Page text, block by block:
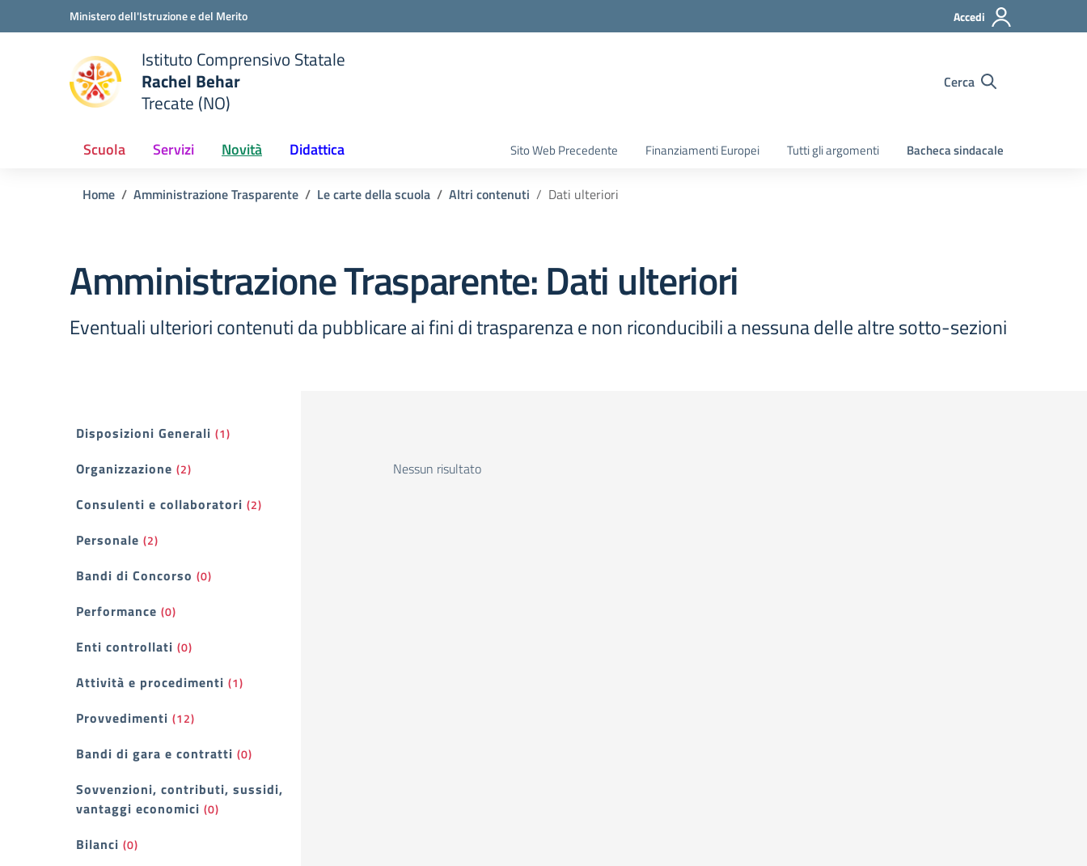
Vai ai contenuti
Vai al menu di navigazioneMinistero dell'Istruzione e del Merito Accedi
scuola
Istituto Comprensivo Statale
Rachel Behar
Trecate (NO)
Cerca
Scuola Servizi Novità Didattica Sito Web Precedente Finanziamenti Europei Tutti gli argomenti Bacheca sindacale
Home Amministrazione Trasparente Le carte della scuola Altri contenuti Dati ulteriori
Amministrazione Trasparente:Dati ulteriori
Eventuali ulteriori contenuti da pubblicare ai fini di trasparenza e non riconducibili a nessuna delle altre sotto-sezioni
Filtri
Disposizioni Generali (1)
Organizzazione (2)
Consulenti e collaboratori (2)
Personale (2)
Bandi di Concorso (0)
Performance (0)
Enti controllati (0)
Attività e procedimenti (1)
Provvedimenti (12)
Bandi di gara e contratti (0)
Sovvenzioni, contributi, sussidi,
vantaggi economici (0)
Bilanci (0)
Nessun risultato